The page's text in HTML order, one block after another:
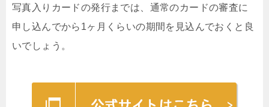
写真入りカードの発行までは、通常のカードの審査に
申し込んでから1ヶ月くらいの期間を見込んでおくと良
いでしょう。